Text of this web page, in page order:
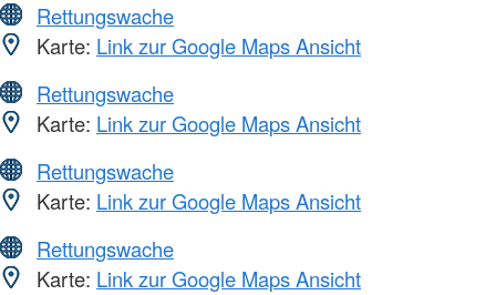
Rettungswache
Karte: Link zur Google Maps Ansicht
Rettungswache
Karte: Link zur Google Maps Ansicht
Rettungswache
Karte: Link zur Google Maps Ansicht
Rettungswache
Karte: Link zur Google Maps Ansicht